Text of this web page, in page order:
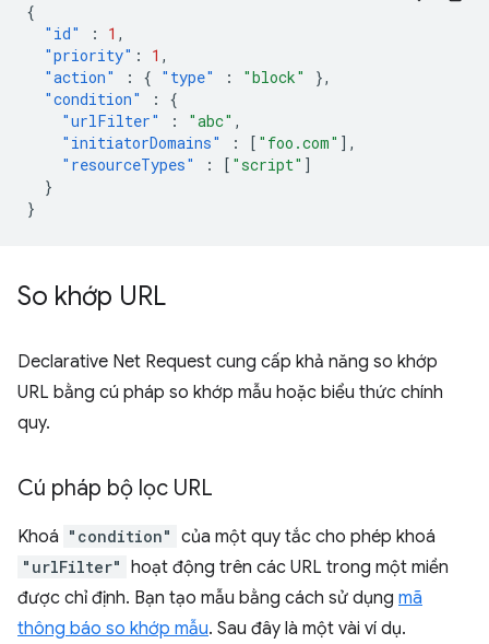
{
"id"
: 1 ,
"priority" : 1 ,
"action"
: { "type" : "block"
},
"condition"
:
{
"urlFilter"
: "abc" ,
"initiatorDomains"
: [ "foo.com" ],
"resourceTypes"
: [ "script" ]
}
}
So khớp URL
Declarative Net Request cung cấp khả năng so khớp
URL bằng cú pháp so khớp mẫu hoặc biểu thức chính
quy.
Cú pháp bộ lọc URL
Khoá "condition" của một quy tắc cho phép khoá
"urlFilter" hoạt động trên các URL trong một miền
được chỉ định. Bạn tạo mẫu bằng cách sử dụng mã
thông báo so khớp mẫu. Sau đây là một vài ví dụ.